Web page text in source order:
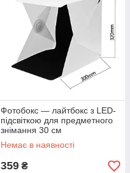
Фотобокс — лайтбокс з LED-
підсвіткою для предметного
знімання 30 см
Немає в наявності
359 ₴